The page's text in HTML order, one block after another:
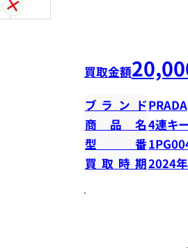
買取金額
ブランドPRADA
商品名4連キ
型番
買取時期2024